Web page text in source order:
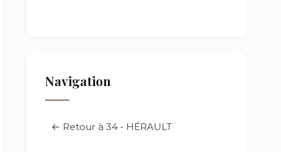
Navigation
← Retour à 34 - HÉRAULT